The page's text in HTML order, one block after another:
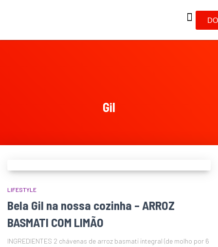
Gil
LIFESTYLE
Bela Gil na nossa cozinha – ARROZ
BASMATI COM LIMÃO
INGREDIENTES 2 chávenas de arroz basmati integral (de molho por 6